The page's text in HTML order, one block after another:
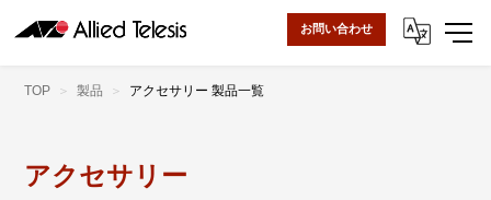
お問い合わせ
TOP 製品 アクセサリー 製品一覧
アクセサリー